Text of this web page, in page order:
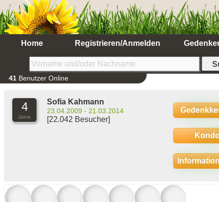
Home Registrieren/Anmelden
41 Benutzer Online
4
Jahre
Sofia Kahmann
23.04.2009 - 21.03.2014
[22.042 Besucher]